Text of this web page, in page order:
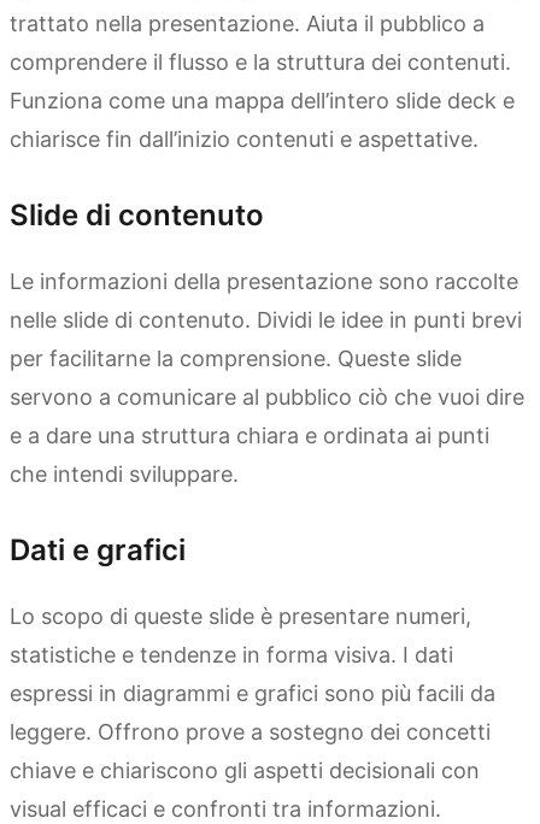
trattato nella presentazione. Aiuta il pubblico a
comprendere il flusso e la struttura dei contenuti.
Funziona come una mappa dell’intero slide deck e
chiarisce fin dall’inizio contenuti e aspettative.
Slide di contenuto
Le informazioni della presentazione sono raccolte
nelle slide di contenuto. Dividi le idee in punti brevi
per facilitarne la comprensione. Queste slide
servono a comunicare al pubblico ciò che vuoi dire
e a dare una struttura chiara e ordinata ai punti
che intendi sviluppare.
Dati e grafici
Lo scopo di queste slide è presentare numeri,
statistiche e tendenze in forma visiva. I dati
espressi in diagrammi e grafici sono più facili da
leggere. Offrono prove a sostegno dei concetti
chiave e chiariscono gli aspetti decisionali con
visual efficaci e confronti tra informazioni.